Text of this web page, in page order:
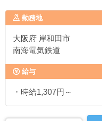
勤務地
大阪府 岸和田市
南海電気鉄道
給与
・時給1,307円～